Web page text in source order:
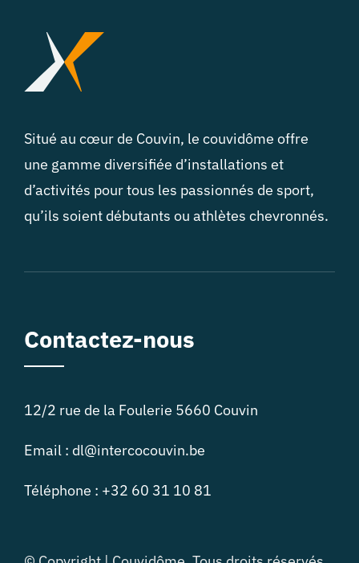
Situé au cœur de Couvin, le couvidôme offre
une gamme diversifiée d’installations et
d’activités pour tous les passionnés de sport,
qu’ils soient débutants ou athlètes chevronnés.
Contactez-nous
12/2 rue de la Foulerie 5660 Couvin
Email : dl@intercocouvin.be
Téléphone : +32 60 31 10 81